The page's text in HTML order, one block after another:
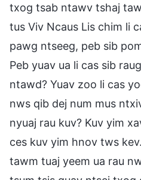
txog tsab ntawv tshaj
tus Viv Ncaus Lis chim li
pawg ntseeg, peb sib
Peb yuav ua li cas sib
ntawd? Yuav zoo li cas
nws qib dej num mus
nyuaj rau kuv? Kuv yim
ces kuv yim hnov tws
tawm tuaj yeem ua rau